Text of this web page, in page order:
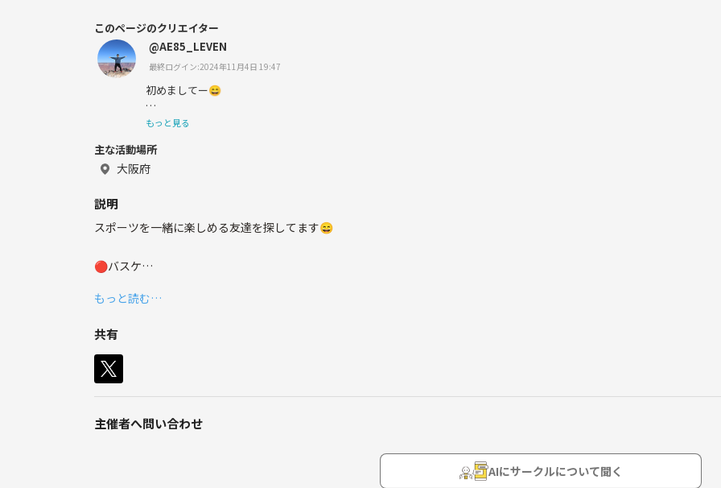
このページのクリエイター
@AE85_LEVEN
最終ログイン:2024年11月4日 19:47
初めましてー😄
スポーツを楽しめる友達を探してますー！！
もっと見る
主な活動場所
大阪府
説明
スポーツを一緒に楽しめる友達を探してます😄
🔴バスケ
🔴フットサル
🔴野球
8月サークルスケジュール
3日（土）フットサル 11:00-13:00 森ノ宮医療大学
もっと読む…
共有
主催者へ問い合わせ
AIにサークルについて聞く